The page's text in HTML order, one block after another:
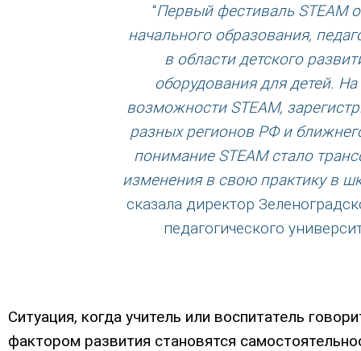
“Первый фестиваль STEAM
начального образования,
в области детского
оборудования для детей.
возможности STEAM,
разных регионов РФ и
понимание STEAM стало
изменения в свою практику в
сказала директор
педагогического
Ситуация, когда учитель или воспитатель
фактором развития становятся